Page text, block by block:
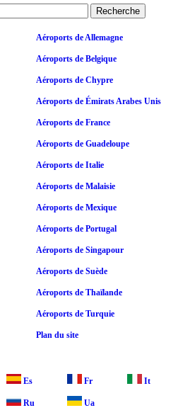
Aéroports de Allemagne
Aéroports de Belgique
Aéroports de Chypre
Aéroports de Émirats Arabes Unis
Aéroports de France
Aéroports de Guadeloupe
Aéroports de Italie
Aéroports de Malaisie
Aéroports de Mexique
Aéroports de Portugal
Aéroports de Singapour
Aéroports de Suède
Aéroports de Thaïlande
Aéroports de Turquie
Plan du site
Es Fr It
Ru Ua